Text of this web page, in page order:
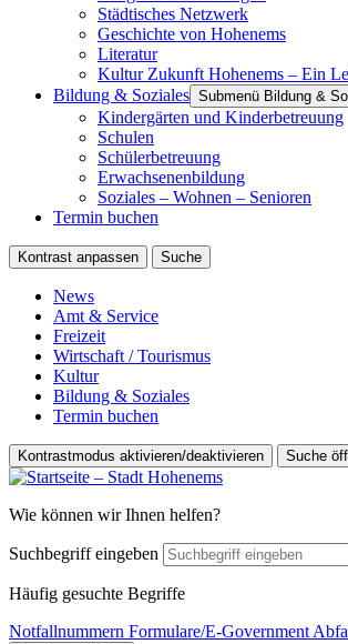
Städtisches Netzwerk
Geschichte von Hohenems
Literatur
Kultur Zukunft Hohenems – Ein
Bildung & Soziales Submenü Bildung &
Kindergärten und Kinderbetreuung
Schulen
Schülerbetreuung
Erwachsenenbildung
Soziales – Wohnen – Senioren
Termin buchen
Kontrast anpassen Suche
News
Amt & Service
Freizeit
Wirtschaft / Tourismus
Kultur
Bildung & Soziales
Termin buchen
Kontrastmodus aktivieren/deaktivieren Suche
Wie können wir Ihnen helfen?
Suchbegriff eingeben
Häufig gesuchte Begriffe
Notfallnummern Formulare/E-Government